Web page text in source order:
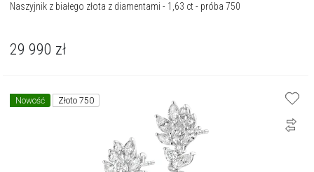
Naszyjnik z białego złota z diamentami - 1,63 ct - próba 750
29 990 zł
Nowość Złoto 750